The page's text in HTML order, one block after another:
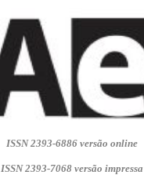
ISSN 2393-6886 versão online
ISSN 2393-7068 versão impressa